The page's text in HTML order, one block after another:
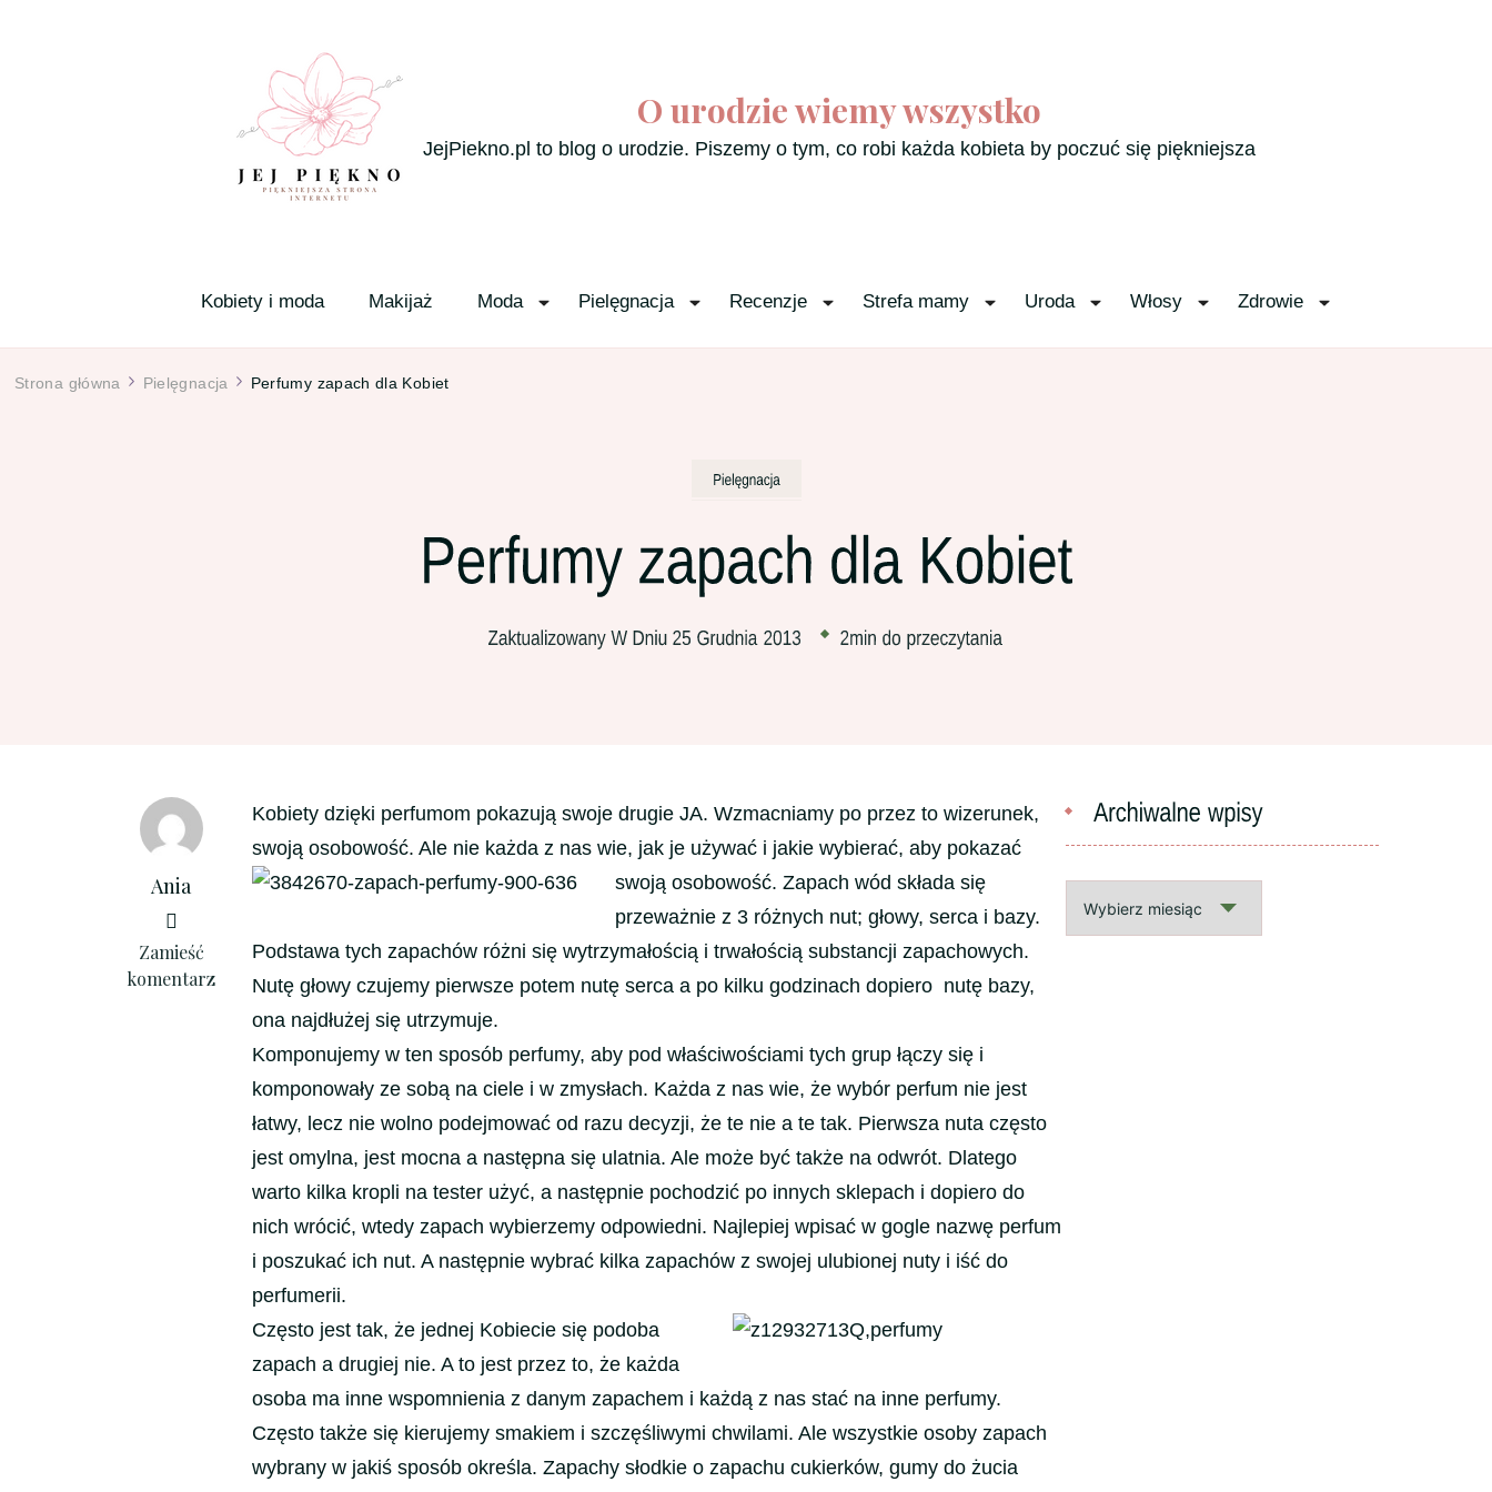
O urodzie wiemy wszystko
JejPiekno.pl to blog o urodzie. Piszemy o tym, co robi każda kobieta by poczuć się piękniejsza
Kobiety i moda Makijaż Moda Pielęgnacja Recenzje Strefa mamy Uroda Włosy Zdrowie
Strona główna Pielęgnacja Perfumy zapach dla Kobiet
Ania
Zamieść
komentarz
we
wpisie
Kobiety dzięki perfumom pokazują swoje drugie JA. Wzmacniamy po przez to wizerunek,
swoją osobowość. Ale nie każda z nas wie, jak je używać i jakie wybierać, aby pokazać
swoją osobowość. Zapach wód składa się
przeważnie z 3 różnych nut; głowy, serca i bazy.
Podstawa tych zapachów różni się wytrzymałością i trwałością substancji zapachowych.
Nutę głowy czujemy pierwsze potem nutę serca a po kilku godzinach dopiero nutę bazy,
ona najdłużej się utrzymuje.
Komponujemy w ten sposób perfumy, aby pod właściwościami tych grup łączy się i
komponowały ze sobą na ciele i w zmysłach. Każda z nas wie, że wybór perfum nie jest
łatwy, lecz nie wolno podejmować od razu decyzji, że te nie a te tak. Pierwsza nuta często
jest omylna, jest mocna a następna się ulatnia. Ale może być także na odwrót. Dlatego
warto kilka kropli na tester użyć, a następnie pochodzić po innych sklepach i dopiero do
nich wrócić, wtedy zapach wybierzemy odpowiedni. Najlepiej wpisać w gogle nazwę perfum
i poszukać ich nut. A następnie wybrać kilka zapachów z swojej ulubionej nuty i iść do
perfumerii.
Często jest tak, że jednej Kobiecie się podoba
zapach a drugiej nie. A to jest przez to, że każda
osoba ma inne wspomnienia z danym zapachem i każdą z nas stać na inne perfumy.
Często także się kierujemy smakiem i szczęśliwymi chwilami. Ale wszystkie osoby zapach
wybrany w jakiś sposób określa. Zapachy słodkie o zapachu cukierków, gumy do żucia
wpisy